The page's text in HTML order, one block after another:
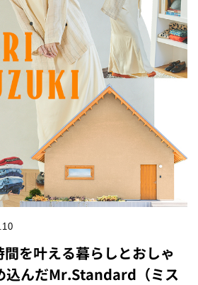
を叶える暮らしとおしゃ
込んだMr.Standard（ミス